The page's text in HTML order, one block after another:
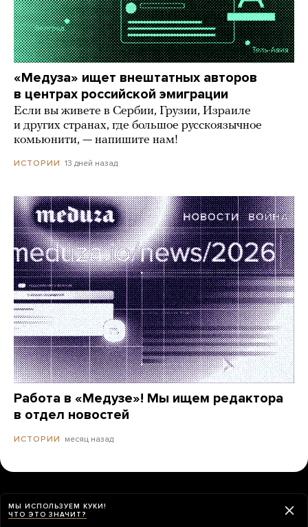
«Медуза» ищет внештатных авторов
в центрах российской эмиграции
Если вы живете в Сербии, Грузии, Израиле
и других странах, где большое русскоязычное
комьюнити, — напишите нам!
ИСТОРИИ 13 дней назад
Работа в «Медузе»! Мы ищем редактора
в отдел новостей
ИСТОРИИ месяц назад
МЫ ИСПОЛЬЗУЕМ КУКИ!
ЧТО ЭТО ЗНАЧИТ?